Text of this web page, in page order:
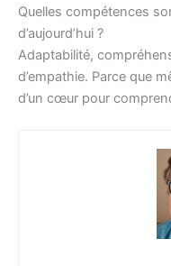
Quelles compétences
d’aujourd’hui ?
Adaptabilité,
d’empathie. Parce que
d’un cœur pour